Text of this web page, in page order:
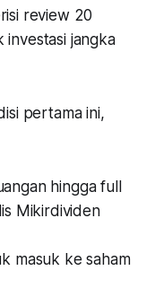
review 20
jangka
pertama ini,
hingga full
Mikirdividen
masuk ke saham